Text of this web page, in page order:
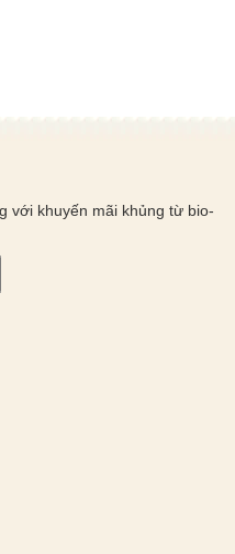
với khuyến mãi khủng từ bio-